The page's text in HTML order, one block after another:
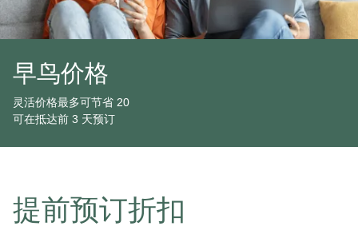
早鸟价格
灵活价格最多可节省 20
可在抵达前 3 天预订
提前预订折扣